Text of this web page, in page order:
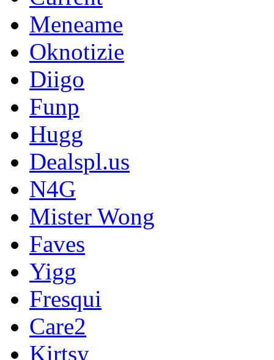
Meneame
Oknotizie
Diigo
Funp
Hugg
Dealspl.us
N4G
Mister Wong
Faves
Yigg
Fresqui
Care2
Kirtsy